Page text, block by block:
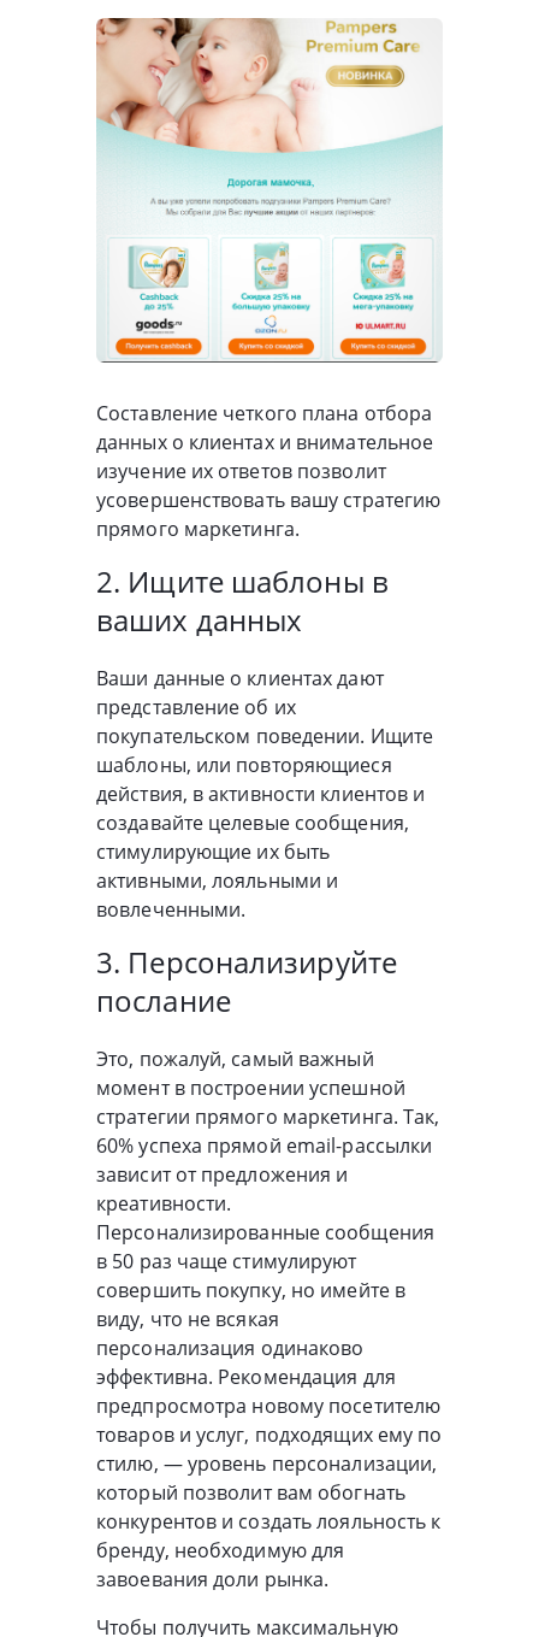
Составление четкого плана отбора
данных о клиентах и внимательное
изучение их ответов позволит
усовершенствовать вашу стратегию
прямого маркетинга.
2. Ищите шаблоны в
ваших данных
Ваши данные о клиентах дают
представление об их
покупательском поведении. Ищите
шаблоны, или повторяющиеся
действия, в активности клиентов и
создавайте целевые сообщения,
стимулирующие их быть
активными, лояльными и
вовлеченными.
3. Персонализируйте
послание
Это, пожалуй, самый важный
момент в построении успешной
стратегии прямого маркетинга. Так,
60% успеха прямой email-рассылки
зависит от предложения и
креативности.
Персонализированные сообщения
в 50 раз чаще стимулируют
совершить покупку, но имейте в
виду, что не всякая
персонализация одинаково
эффективна. Рекомендация для
предпросмотра новому посетителю
товаров и услуг, подходящих ему по
стилю, — уровень персонализации,
который позволит вам обогнать
конкурентов и создать лояльность к
бренду, необходимую для
завоевания доли рынка.
Чтобы получить максимальную